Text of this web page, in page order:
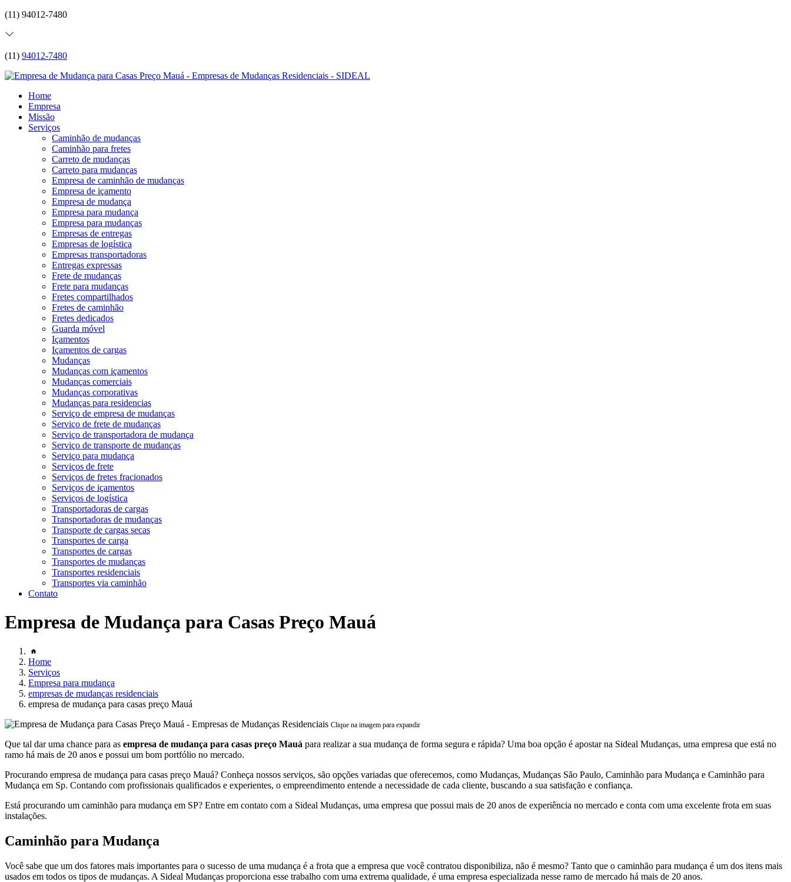
(11) 94012-7480
(11) 94012-7480
Home
Empresa
Missão
Serviços
Caminhão de mudanças
Caminhão para fretes
Carreto de mudanças
Carreto para mudanças
Empresa de caminhão de mudanças
Empresa de içamento
Empresa de mudança
Empresa para mudança
Empresa para mudanças
Empresas de entregas
Empresas de logística
Empresas transportadoras
Entregas expressas
Frete de mudanças
Frete para mudanças
Fretes compartilhados
Fretes de caminhão
Fretes dedicados
Guarda móvel
Içamentos
Içamentos de cargas
Mudanças
Mudanças com içamentos
Mudanças comerciais
Mudanças corporativas
Mudanças para residencias
Serviço de empresa de mudanças
Serviço de frete de mudanças
Serviço de transportadora de mudança
Serviço de transporte de mudanças
Serviço para mudança
Serviços de frete
Serviços de fretes fracionados
Serviços de içamentos
Serviços de logística
Transportadoras de cargas
Transportadoras de mudanças
Transporte de cargas secas
Transportes de carga
Transportes de cargas
Transportes de mudanças
Transportes residenciais
Transportes via caminhão
Contato
Empresa de Mudança para Casas Preço Mauá
Home
Serviços
Empresa para mudança
empresas de mudanças residenciais
empresa de mudança para casas preço Mauá
Clique na imagem para expandir
Que tal dar uma chance para as empresa de mudança para casas preço Mauá para realizar a sua mudança de forma segura e rápida? Uma boa opção é apostar na Sideal Mudanças, uma empresa que está no
ramo há mais de 20 anos e possui um bom portfólio no mercado.
Procurando empresa de mudança para casas preço Mauá? Conheça nossos serviços, são opções variadas que oferecemos, como Mudanças, Mudanças São Paulo, Caminhão para Mudança e Caminhão para
Mudança em Sp. Contando com profissionais qualificados e experientes, o empreendimento entende a necessidade de cada cliente, buscando a sua satisfação e confiança.
Está procurando um caminhão para mudança em SP? Entre em contato com a Sideal Mudanças, uma empresa que possui mais de 20 anos de experiência no mercado e conta com uma excelente frota em suas
instalações.
Caminhão para Mudança
Você sabe que um dos fatores mais importantes para o sucesso de uma mudança é a frota que a empresa que você contratou disponibiliza, não é mesmo? Tanto que o caminhão para mudança é um dos itens mais
usados em todos os tipos de mudanças. A Sideal Mudanças proporciona esse trabalho com uma extrema qualidade, é uma empresa especializada nesse ramo de mercado há mais de 20 anos.